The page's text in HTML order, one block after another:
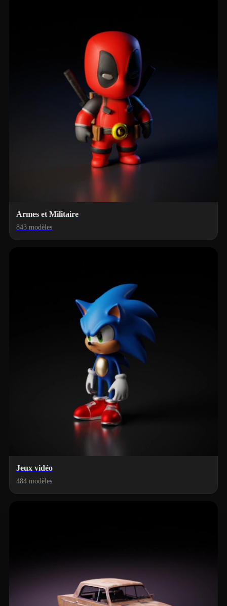
Armes et Militaire
843 modèles
Jeux vidéo
484 modèles